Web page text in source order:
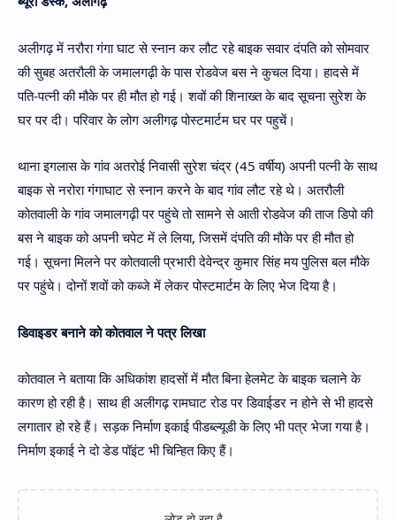
अलीगढ़ में नरौरा गंगा घाट से स्नान कर लौट रहे बाइक सवार दंपति को सोमवार
की सुबह अतरौली के जमालगढ़ी के पास रोडवेज बस ने कुचल दिया। हादसे में
पति-पत्नी की मौके पर ही मौत हो गई। शवों की शिनाख्त के बाद सूचना सुरेश के
घर पर दी। परिवार के लोग अलीगढ़ पोस्टमार्टम घर पर पहुचें।
थाना इगलास के गांव अतरोई निवासी सुरेश चंद्र (45 वर्षीय) अपनी पत्नी के साथ
बाइक से नरोरा गंगाघाट से स्नान करने के बाद गांव लौट रहे थे। अतरौली
कोतवाली के गांव जमालगढ़ी पर पहुंचे तो सामने से आती रोडवेज की ताज डिपो की
बस ने बाइक को अपनी चपेट में ले लिया, जिसमें दंपति की मौके पर ही मौत हो
गई। सूचना मिलने पर कोतवाली प्रभारी देवेन्द्र कुमार सिंह मय पुलिस बल मौके
पर पहुंचे। दोनों शवों को कब्जे में लेकर पोस्टमार्टम के लिए भेज दिया है।
डिवाइडर बनाने को कोतवाल ने पत्र लिखा
कोतवाल ने बताया कि अधिकांश हादसों में मौत बिना हेलमेट के बाइक चलाने के
कारण हो रही है। साथ ही अलीगढ़ रामघाट रोड पर डिवाईडर न होने से भी हादसे
लगातार हो रहे हैं। सड़क निर्माण इकाई पीडब्ल्यूडी के लिए भी पत्र भेजा गया है।
निर्माण इकाई ने दो डेड पॉइंट भी चिन्हित किए हैं।